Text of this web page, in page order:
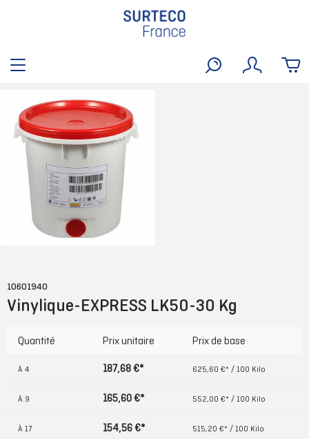
10601940
Vinylique-EXPRESS LK50-30 Kg
Quantité Prix unitaire Prix de base
À 4 187,68 €* 625,60 €* / 100 Kilo
À 9 165,60 €* 552,00 €* / 100 Kilo
À 17 154,56 €* 515,20 €* / 100 Kilo